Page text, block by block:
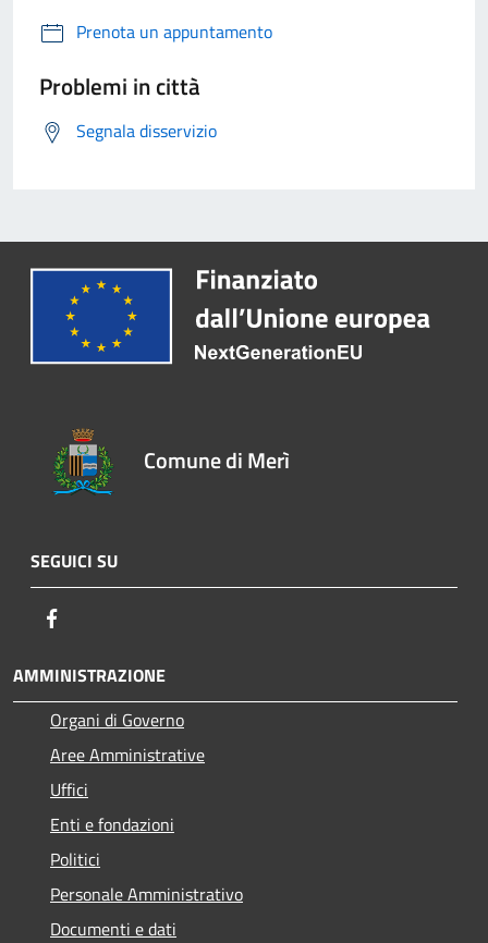
Prenota un appuntamento
Problemi in città
Segnala disservizio
Comune di Merì
SEGUICI SU
AMMINISTRAZIONE
Organi di Governo
Aree Amministrative
Uffici
Enti e fondazioni
Politici
Personale Amministrativo
Documenti e dati